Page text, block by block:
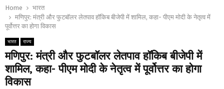
Home
भारत
मणिपुर: मंत्री और फुटबॉलर लेतपाव हॉकिब बीजेपी में शामिल, कहा- पीएम मोदी के नेतृत्व में
पूर्वोत्तर का होगा विकास
भारत राज्य
मणिपुर: मंत्री और फुटबॉलर लेतपाव हॉकिब बीजेपी में
शामिल, कहा- पीएम मोदी के नेतृत्व में पूर्वोत्तर का होगा
विकास